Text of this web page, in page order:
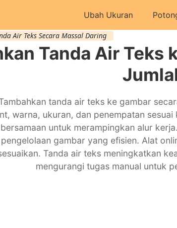
Ubah Ukuran
Air Teks Secara Massal Daring
Tanda Air Teks
tanda air teks ke gambar
warna, ukuran, dan penempatan
bersamaan untuk merampingkan alur
pengelolaan gambar yang efisien. Alat
Tanda air teks meningkatkan
mengurangi tugas manual untuk